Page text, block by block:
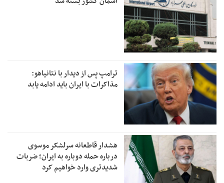
ترامپ پس از دیدار با نتانیاهو:
مذاکرات با ایران باید ادامه یابد
هشدار قاطعانه سرلشکر موسوی
درباره حمله دوباره به ایران؛ ضربات
شدیدتری وارد خواهیم کرد